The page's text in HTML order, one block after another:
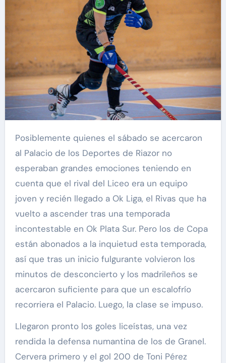
Posiblemente quienes el sábado se acercaron
al Palacio de los Deportes de Riazor no
esperaban grandes emociones teniendo en
cuenta que el rival del Liceo era un equipo
joven y recién llegado a Ok Liga, el Rivas que ha
vuelto a ascender tras una temporada
incontestable en Ok Plata Sur. Pero los de Copa
están abonados a la inquietud esta temporada,
así que tras un inicio fulgurante volvieron los
minutos de desconcierto y los madrileños se
acercaron suficiente para que un escalofrío
recorriera el Palacio. Luego, la clase se impuso.
Llegaron pronto los goles liceístas, una vez
rendida la defensa numantina de los de Granel.
Cervera primero y el gol 200 de Toni Pérez